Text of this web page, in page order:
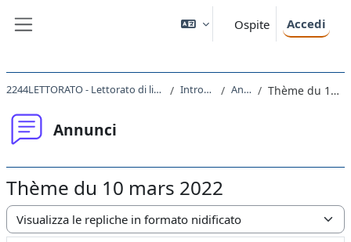
Ospite Accedi
2244LETTORATO - Lettorato di lingua francese III 2021 Introduzione Annunci Thème du 10 mars 2022
Annunci
Thème du 10 mars 2022
Modalità visualizzazione